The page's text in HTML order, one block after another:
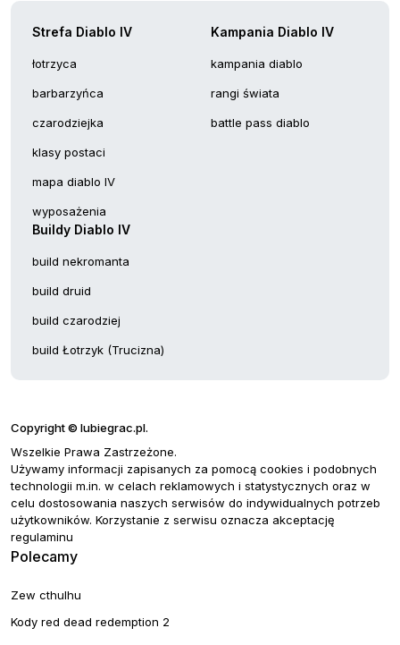
Strefa Diablo IV
łotrzyca
barbarzyńca
czarodziejka
klasy postaci
mapa diablo IV
wyposażenia
Kampania Diablo IV
kampania diablo
rangi świata
battle pass diablo
Buildy Diablo IV
build nekromanta
build druid
build czarodziej
build Łotrzyk (Trucizna)
Copyright © lubiegrac.pl.
Wszelkie Prawa Zastrzeżone.
Używamy informacji zapisanych za pomocą cookies i podobnych
technologii m.in. w celach reklamowych i statystycznych oraz w
celu dostosowania naszych serwisów do indywidualnych potrzeb
użytkowników. Korzystanie z serwisu oznacza akceptację
regulaminu
Polecamy
Zew cthulhu
Kody red dead redemption 2